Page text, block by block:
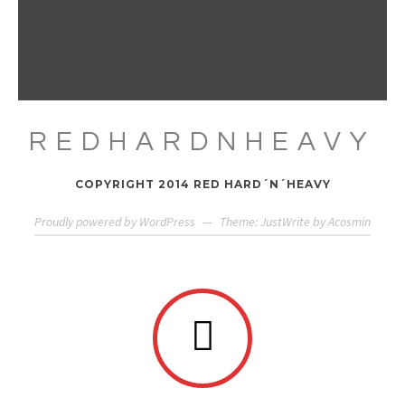
REDHARDNHEAVY
COPYRIGHT 2014 RED HARD´N´HEAVY
Proudly powered by WordPress — Theme: JustWrite byAcosmin